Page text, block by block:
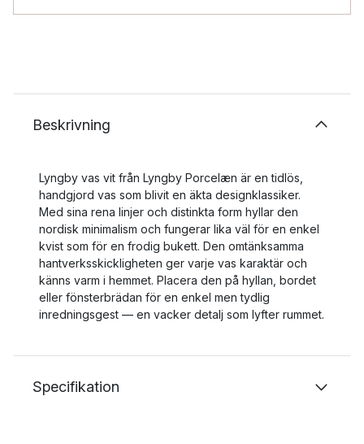
Beskrivning
Lyngby vas vit från Lyngby Porcelæn är en tidlös,
handgjord vas som blivit en äkta designklassiker.
Med sina rena linjer och distinkta form hyllar den
nordisk minimalism och fungerar lika väl för en enkel
kvist som för en frodig bukett. Den omtänksamma
hantverksskickligheten ger varje vas karaktär och
känns varm i hemmet. Placera den på hyllan, bordet
eller fönsterbrädan för en enkel men tydlig
inredningsgest — en vacker detalj som lyfter rummet.
Specifikation